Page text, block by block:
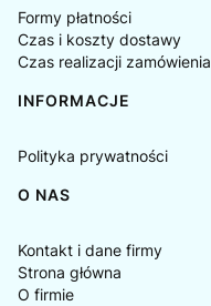
Formy płatności
Czas i koszty dostawy
Czas realizacji zamówienia
INFORMACJE
Polityka prywatności
O NAS
Kontakt i dane firmy
Strona główna
O firmie